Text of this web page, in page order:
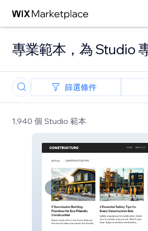
專業範本，為 Studio
篩選條件
1,940 個 Studio 範本